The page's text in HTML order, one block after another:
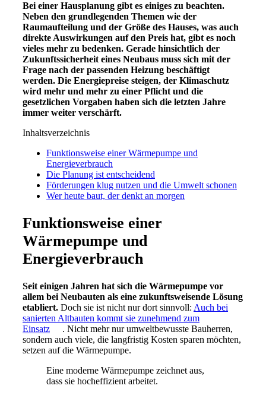
Bei einer Hausplanung gibt es einiges zu beachten.
Neben den grundlegenden Themen wie der
Raumaufteilung und der Größe des Hauses, was auch
direkte Auswirkungen auf den Preis hat, gibt es noch
vieles mehr zu bedenken. Gerade hinsichtlich der
Zukunftssicherheit eines Neubaus muss sich mit der
Frage nach der passenden Heizung beschäftigt
werden. Die Energiepreise steigen, der Klimaschutz
wird mehr und mehr zu einer Pflicht und die
gesetzlichen Vorgaben haben sich die letzten Jahre
immer weiter verschärft.
Inhaltsverzeichnis
Funktionsweise einer Wärmepumpe und
Energieverbrauch
Die Planung ist entscheidend
Förderungen klug nutzen und die Umwelt schonen
Wer heute baut, der denkt an morgen
Funktionsweise einer
Wärmepumpe und
Energieverbrauch
Seit einigen Jahren hat sich die Wärmepumpe vor
allem bei Neubauten als eine zukunftsweisende Lösung
etabliert. Doch sie ist nicht nur dort sinnvoll: Auch bei
sanierten Altbauten kommt sie zunehmend zum
Einsatz
. Nicht mehr nur umweltbewusste Bauherren,
sondern auch viele, die langfristig Kosten sparen möchten,
setzen auf die Wärmepumpe.
Eine moderne Wärmepumpe zeichnet aus,
dass sie hocheffizient arbeitet.